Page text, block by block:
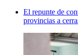
El repunte de
provincias a